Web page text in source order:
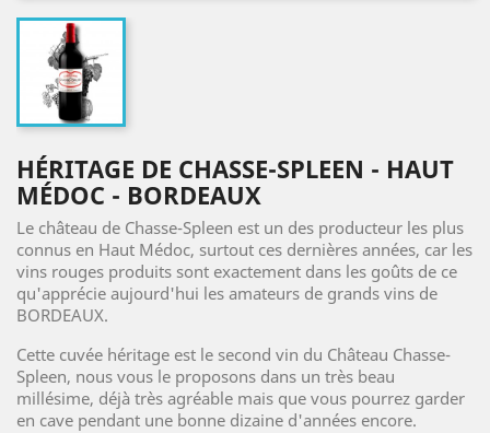
HÉRITAGE DE CHASSE-SPLEEN - HAUT
MÉDOC - BORDEAUX
Le château de Chasse-Spleen est un des producteur les plus
connus en Haut Médoc, surtout ces dernières années, car les
vins rouges produits sont exactement dans les goûts de ce
qu'apprécie aujourd'hui les amateurs de grands vins de
BORDEAUX.
Cette cuvée héritage est le second vin du Château Chasse-
Spleen, nous vous le proposons dans un très beau
millésime, déjà très agréable mais que vous pourrez garder
en cave pendant une bonne dizaine d'années encore.